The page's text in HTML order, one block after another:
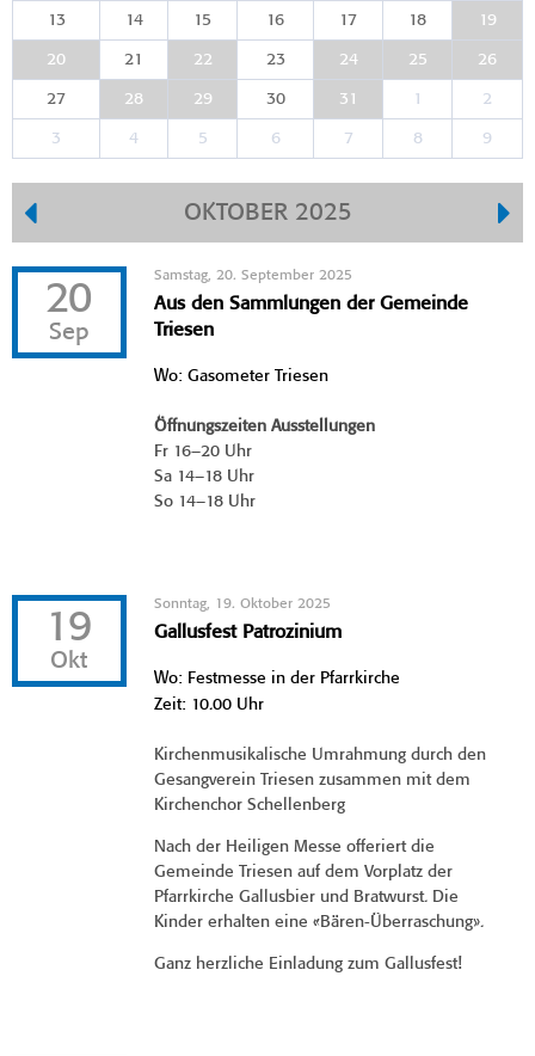
13 14 15 16 17 18 19
20 21 22 23 24 25 26
27 28 29 30 31 1 2
3 4 5 6 7 8 9
OKTOBER 2025
20
Sep
Samstag, 20. September 2025
Aus den Sammlungen der Gemeinde
Triesen
Wo: Gasometer Triesen
Öffnungszeiten Ausstellungen
Fr 16–20 Uhr
Sa 14–18 Uhr
So 14–18 Uhr
19
Okt
Sonntag, 19. Oktober 2025
Gallusfest Patrozinium
Wo: Festmesse in der Pfarrkirche
Zeit: 10.00 Uhr
Kirchenmusikalische Umrahmung durch den
Gesangverein Triesen zusammen mit dem
Kirchenchor Schellenberg
Nach der Heiligen Messe offeriert die
Gemeinde Triesen auf dem Vorplatz der
Pfarrkirche Gallusbier und Bratwurst. Die
Kinder erhalten eine «Bären-Überraschung».
Ganz herzliche Einladung zum Gallusfest!